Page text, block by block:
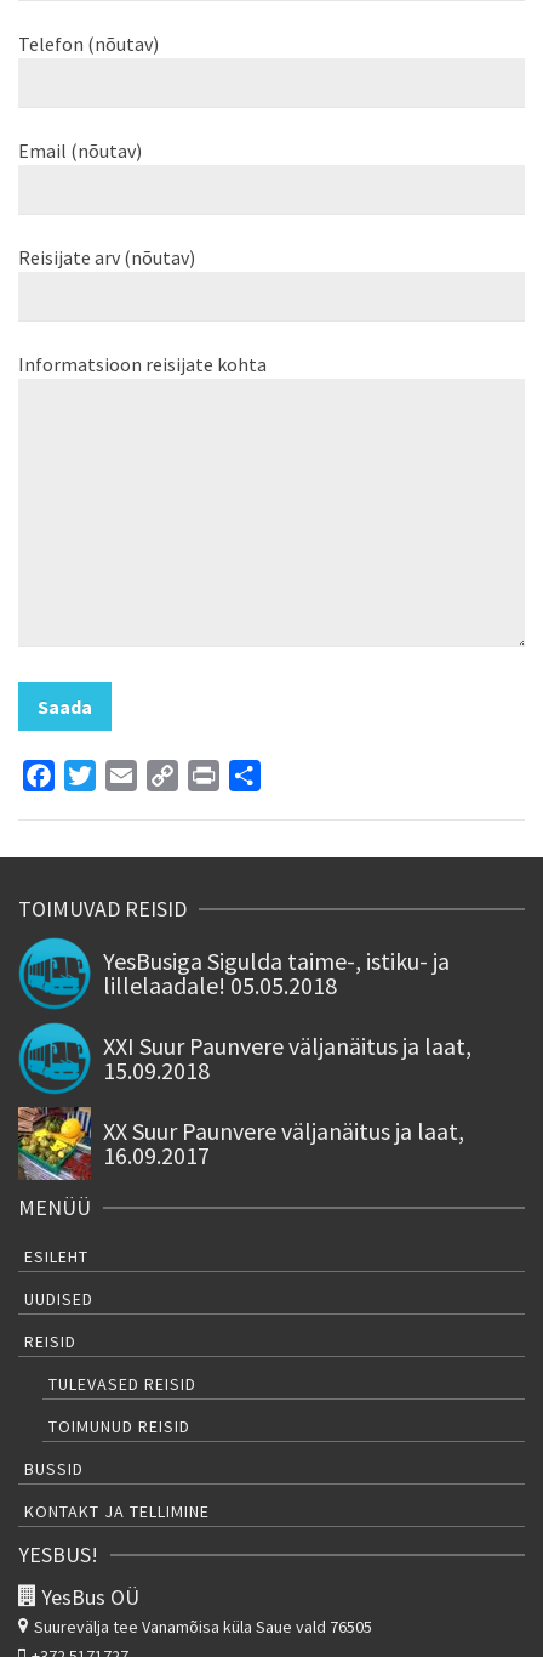
Telefon (nõutav)
Email (nõutav)
Reisijate arv (nõutav)
Informatsioon reisijate kohta
FacebookTwitterEmail
Copy
Print
TOIMUVAD REISID
YesBusiga Sigulda taime-, istiku- ja
lillelaadale! 05.05.2018
XXI Suur Paunvere väljanäitus ja laat,
15.09.2018
XX Suur Paunvere väljanäitus ja laat,
16.09.2017
MENÜÜ
ESILEHT
UUDISED
REISID
TULEVASED REISID
TOIMUNUD REISID
BUSSID
KONTAKT JA TELLIMINE
YESBUS!
YesBus OÜ
Suurevälja tee Vanamõisa küla Saue vald 76505